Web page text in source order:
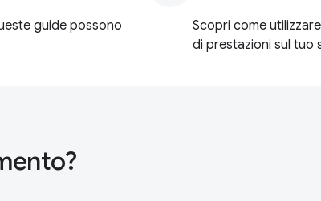
guide possono
Scopri come
di prestazioni sul tuo